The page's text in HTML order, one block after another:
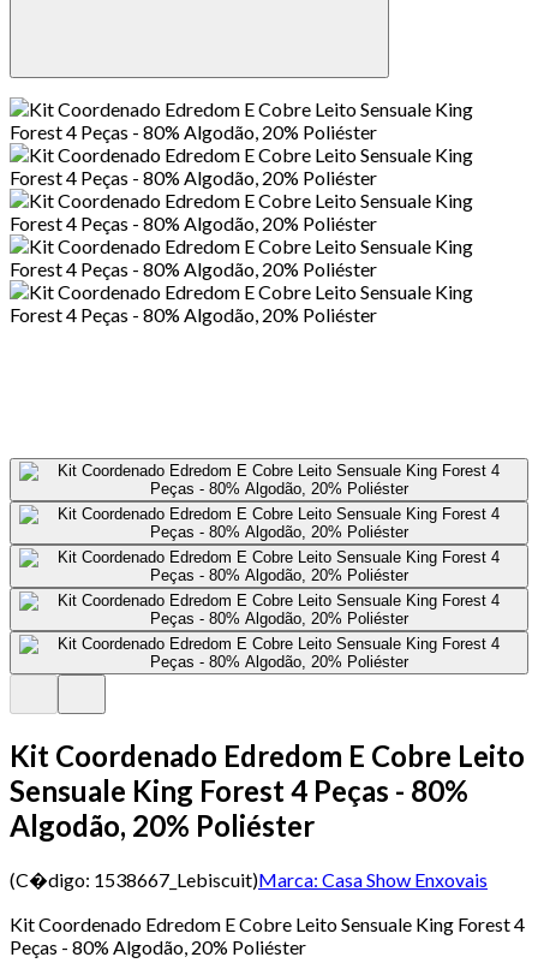
Kit Coordenado Edredom E Cobre Leito
Sensuale King Forest 4 Peças - 80%
Algodão, 20% Poliéster
(C�digo: 1538667_Lebiscuit)Marca: Casa Show Enxovais
Kit Coordenado Edredom E Cobre Leito Sensuale King Forest 4
Peças - 80% Algodão, 20% Poliéster